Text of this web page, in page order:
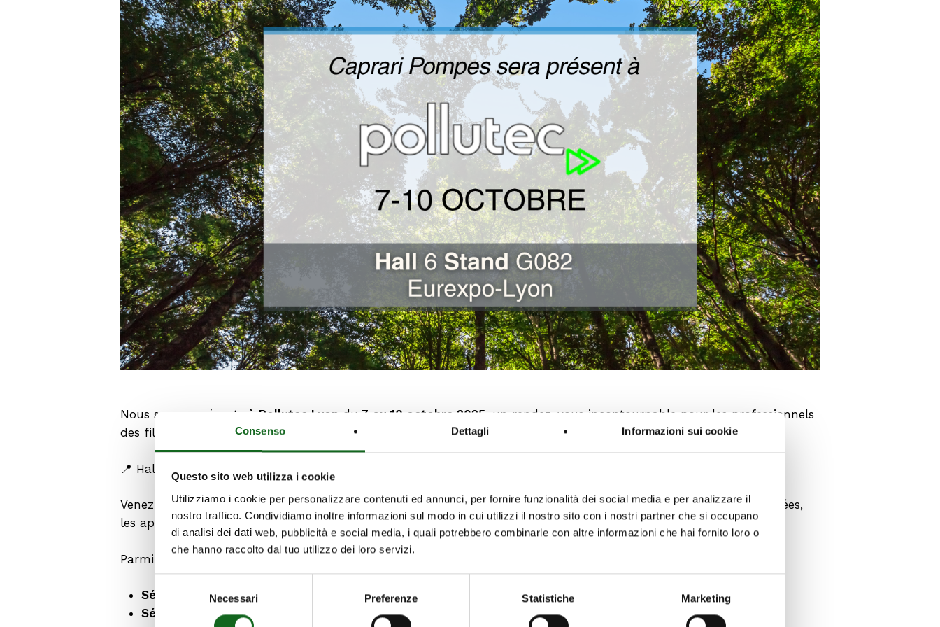
Consenso Dettagli Informazioni sui cookie
Questo sito web utilizza i cookie
Utilizziamo i cookie per personalizzare contenuti ed annunci, per fornire funzionalità dei social media e per analizzare il
nostro traffico. Condividiamo inoltre informazioni sul modo in cui utilizzi il nostro sito con i nostri partner che si occupano
di analisi dei dati web, pubblicità e social media, i quali potrebbero combinarle con altre informazioni che hai fornito loro o
che hanno raccolto dal tuo utilizzo dei loro servizi.
del
consenso
Necessari Preferenze Statistiche Marketing
Nous serons présents à Pollutec Lyon du 7 au 10 octobre 2025 , un rendez-vous incontournable pour les professionnels
des filières de l’environnement, de l’eau et de l’énergie.
📍 Hall 6 – Stand G082
Venez rencontrer nos équipes et découvrir les solutions Caprari pour la gestion de l’eau, le traitement des eaux usées,
les applications industrielles ou encore les systèmes de lutte contre l’incendie.
Parmi les produits phares présentés sur notre stand :
Série KCA
– pour le pompage des eaux usées
Série PMXT
– Pompes de surface à haute pression en acier inoxydable